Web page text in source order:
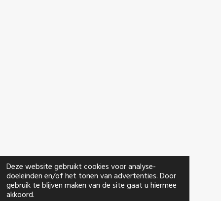
Deze website gebruikt cookies voor analyse-
doeleinden en/of het tonen van advertenties. Door
gebruik te blijven maken van de site gaat u hiermee
akkoord.